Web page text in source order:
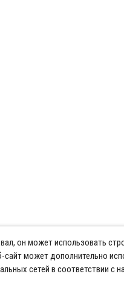
он может использовать
может дополнительно
сетей в соответствии с